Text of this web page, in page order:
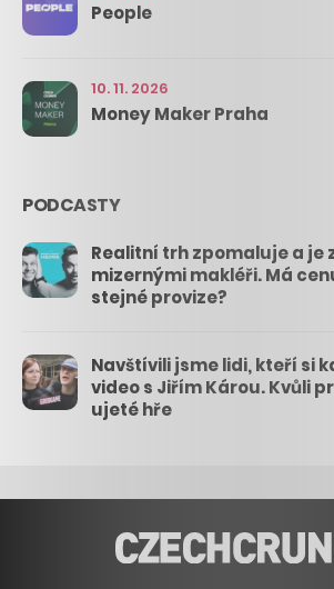
People
10. 11. 2026
Money Maker Praha
PODCASTY
Realitní trh zpomaluje a je
mizernými makléři. Má
stejné provize?
Navštívili jsme lidi, kteří si
video s Jiřím Károu. Kvůli
ujeté hře